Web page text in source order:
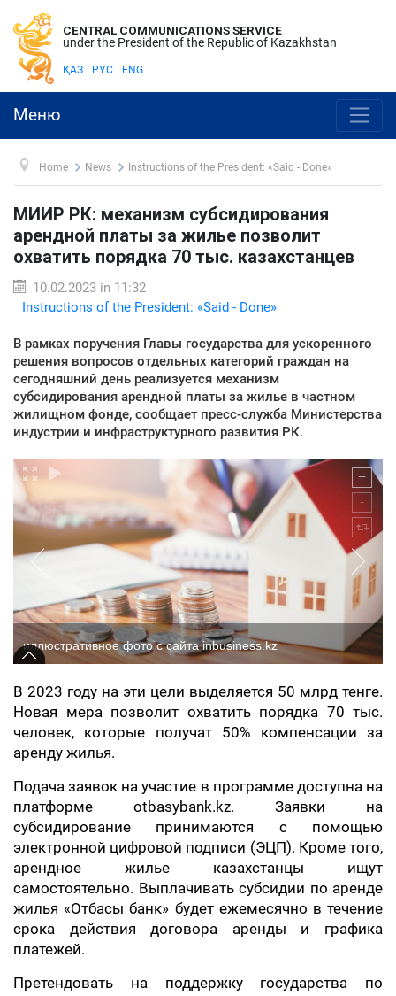
CENTRAL COMMUNICATIONS SERVICE
under the President of the Republic of Kazakhstan
ҚАЗ РУС ENG
Меню
Home News Instructions of the President: «Said - Done»
МИИР РК: механизм субсидирования
арендной платы за жилье позволит
охватить порядка 70 тыс. казахстанцев
10.02.2023 in 11:32
Instructions of the President: «Said - Done»
В рамках поручения Главы государства для ускоренного
решения вопросов отдельных категорий граждан на
сегодняшний день реализуется механизм
субсидирования арендной платы за жилье в частном
жилищном фонде, сообщает пресс-служба Министерства
индустрии и инфраструктурного развития РК.
иллюстративное фото с сайта inbusiness.kz
В 2023 году на эти цели выделяется 50 млрд тенге.
Новая мера позволит охватить порядка 70 тыс.
человек, которые получат 50% компенсации за
аренду жилья.
Подача заявок на участие в программе доступна на
платформе otbasybank.kz. Заявки на
субсидирование принимаются с помощью
электронной цифровой подписи (ЭЦП). Кроме того,
арендное жилье казахстанцы ищут
самостоятельно. Выплачивать субсидии по аренде
жилья «Отбасы банк» будет ежемесячно в течение
срока действия договора аренды и графика
платежей.
Претендовать на поддержку государства по